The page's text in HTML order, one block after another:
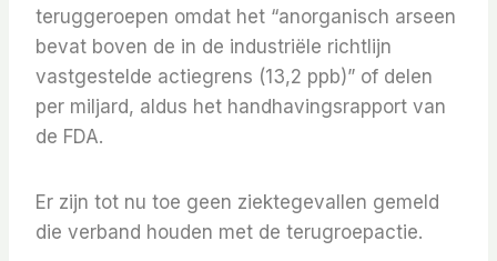
teruggeroepen omdat het “anorganisch arseen
bevat boven de in de industriële richtlijn
vastgestelde actiegrens (13,2 ppb)” of delen
per miljard, aldus het handhavingsrapport van
de FDA.
Er zijn tot nu toe geen ziektegevallen gemeld
die verband houden met de terugroepactie.